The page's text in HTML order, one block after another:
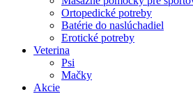
Ortopedické potreby
Batérie do naslúchadiel
Erotické potreby
Veterina
Psi
Mačky
Akcie